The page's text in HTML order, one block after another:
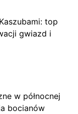
top
gwiazd i
w północnej
bocianów